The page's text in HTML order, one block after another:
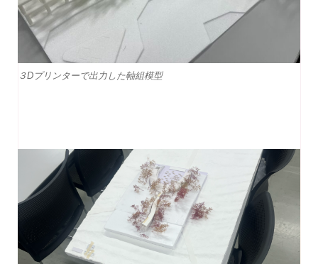
３Dプリンターで出力した軸組模型